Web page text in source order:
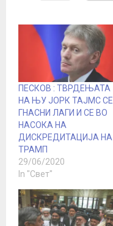
ПЕСКОВ : ТВРДЕЊАТА
НА ЊУ ЈОРК ТАЈМС СЕ
ГНАСНИ ЛАГИ И СЕ ВО
НАСОКА НА
ДИСКРЕДИТАЦИЈА НА
ТРАМП
29/06/2020
In "Свет"